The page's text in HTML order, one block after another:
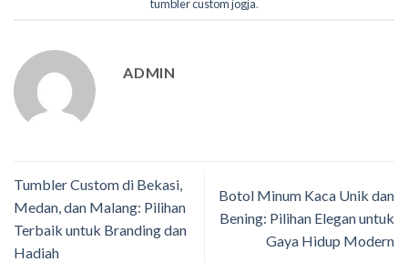
tumbler custom jogja.
ADMIN
Tumbler Custom di Bekasi,
Medan, dan Malang: Pilihan
Terbaik untuk Branding dan
Hadiah
Botol Minum Kaca Unik dan
Bening: Pilihan Elegan untuk
Gaya Hidup Modern